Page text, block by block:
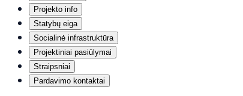
Projekto info
Statybų eiga
Socialinė infrastruktūra
Projektiniai pasiūlymai
Straipsniai
Pardavimo kontaktai